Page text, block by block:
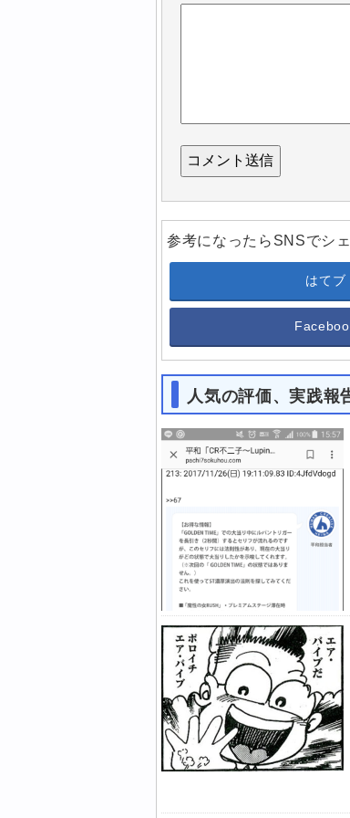
参考になったらSNSでシ
はてブ
人気の評価、実践報